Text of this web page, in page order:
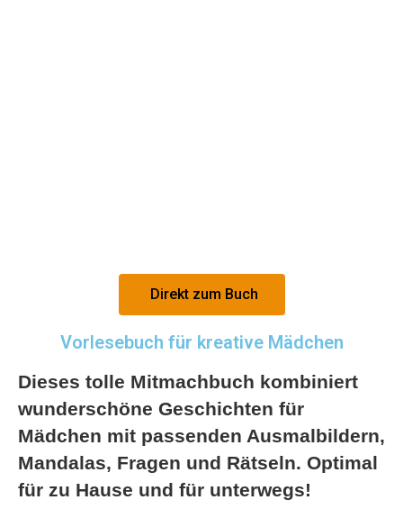
Direkt zum Buch
Vorlesebuch für kreative Mädchen
Dieses tolle Mitmachbuch kombiniert
wunderschöne Geschichten für
Mädchen mit passenden Ausmalbildern,
Mandalas, Fragen und Rätseln. Optimal
für zu Hause und für unterwegs!